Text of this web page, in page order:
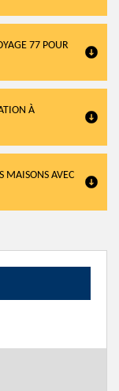
77 POUR
À
MAISONS AVEC